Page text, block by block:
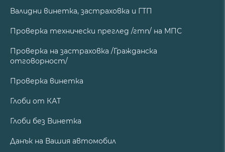
Валидни винетка, застраховка и ГТП
Проверка технически преглед /гтп/ на МПС
Проверка на застраховка /Гражданска
отговорност/
Проверка винетка
Глоби от КАТ
Глоби без Винетка
Данък на Вашия автомобил